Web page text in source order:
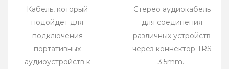
Кабель, который
подойдет для
подключения
портативных
аудиоустройств к
Стерео аудиокабель
для соединения
различных устройств
через коннектор TRS
3.5mm..